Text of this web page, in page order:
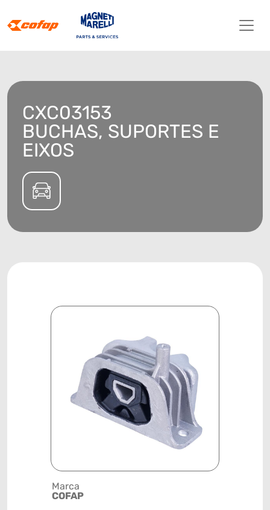
CXC03153
BUCHAS, SUPORTES E
EIXOS
Marca
COFAP